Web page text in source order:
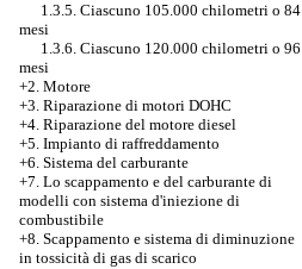
1.3.5. Ciascuno 105.000 chilometri o 84
mesi
1.3.6. Ciascuno 120.000 chilometri o 96
mesi
+2. Motore
+3. Riparazione di motori DOHC
+4. Riparazione del motore diesel
+5. Impianto di raffreddamento
+6. Sistema del carburante
+7. Lo scappamento e del carburante di
modelli con sistema d'iniezione di
combustibile
+8. Scappamento e sistema di diminuzione
in tossicità di gas di scarico